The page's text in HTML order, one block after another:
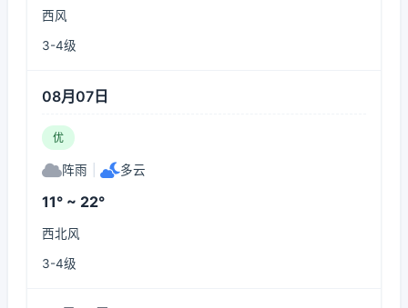
西风
3-4级
08月07日
优
阵雨 多云
11° ~ 22°
西北风
3-4级